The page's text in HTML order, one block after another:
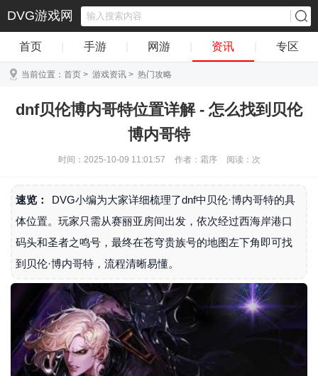
DVG游戏网
首页 手游 网游 资讯 专区
当前位置： 首页 > 游戏资讯 > 热门攻略
dnf贝伦博内哥特位置详解 - 怎么找到贝伦
博内哥特
时间：2025-10-09 11:01:57 作者：霜序 阅读： 次
速览：
DVG小编为大家详细梳理了dnf中贝伦·博内哥特的具
体位置。玩家只需从赛丽亚房间出发，依次经过西海岸港口
码头和圣者之鸣号，最终在苍穹贵族号的地图左下角即可找
到贝伦·博内哥特，流程清晰易懂。